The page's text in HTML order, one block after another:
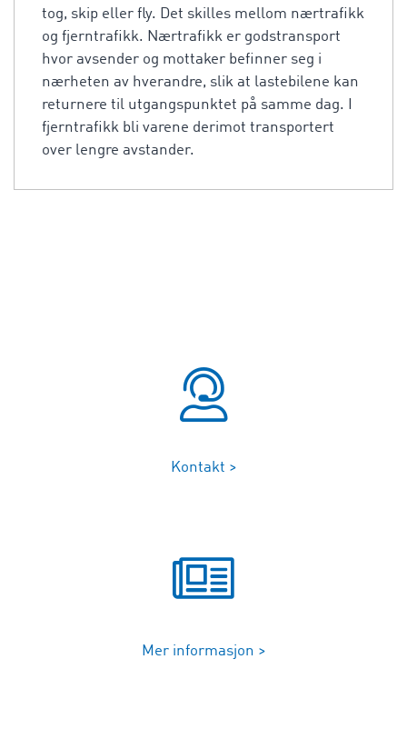
tog, skip eller fly. Det skilles mellom nærtrafikk
og fjerntrafikk. Nærtrafikk er godstransport
hvor avsender og mottaker befinner seg i
nærheten av hverandre, slik at lastebilene kan
returnere til utgangspunktet på samme dag. I
fjerntrafikk bli varene derimot transportert
over lengre avstander.
Kontakt >
Mer informasjon >